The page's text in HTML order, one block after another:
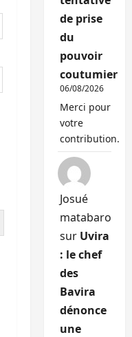
de prise
du
pouvoir
coutumier
06/08/2026
Merci pour
votre
contribution.
Josué
matabaro
sur Uvira
: le chef
des
Bavira
dénonce
une